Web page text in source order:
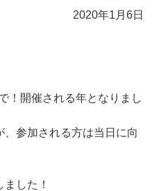
2020年1月6日
！開催される年となりまし
参加される方は当日に向
した！